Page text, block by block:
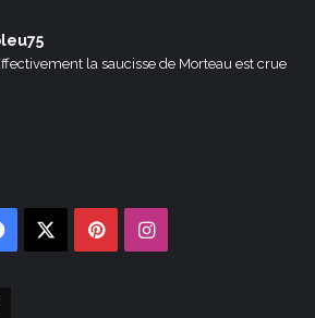
la saucisse de Morteau est crue
Facebook PinterestInstagram